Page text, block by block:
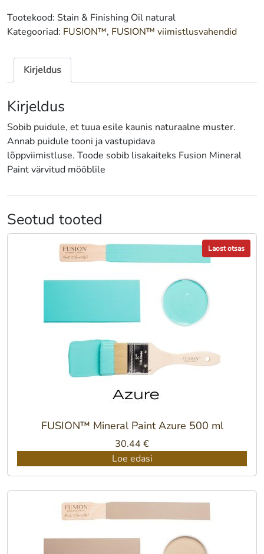
Stain
&
Natural
ml
kogus
Tootekood: Stain & Finishing Oil natural
Kategooriad: FUSION™, FUSION™ viimistlusvahendid
Kirjeldus
Kirjeldus
Sobib puidule, et tuua esile kaunis naturaalne muster.
Annab puidule tooni ja vastupidava
lõppviimistluse. Toode sobib lisakaiteks Fusion Mineral
Paint värvitud mööblile
Seotud tooted
Laost otsas
FUSION™ Mineral Paint Azure 500 ml
30.44 €
Loe edasi